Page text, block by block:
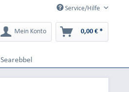
Service/Hilfe
Mein Konto 0,00 € *
Searebbel